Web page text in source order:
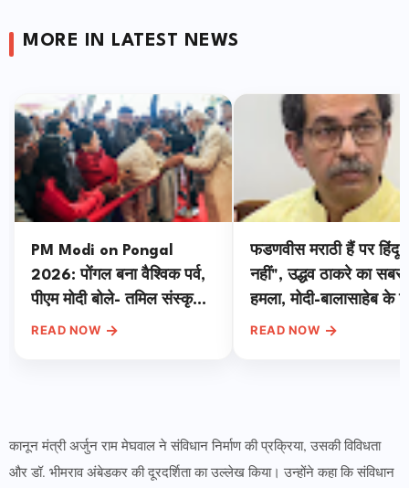
MORE IN LATEST NEWS
PM Modi on Pongal
2026: पोंगल बना वैश्विक पर्व,
पीएम मोदी बोले- तमिल संस्कृति
दुनिया की धरोहर, प्रकृति प्रेम
READ NOW →
फडणवीस मराठी हैं पर हिंदू
नहीं", उद्धव ठाकरे का सबसे
हमला, मोदी-बालासाहेब के
पर भी खोला राज
READ NOW →
कानून मंत्री अर्जुन राम मेघवाल ने संविधान निर्माण की प्रक्रिया, उसकी विविधता
और डॉ. भीमराव अंबेडकर की दूरदर्शिता का उल्लेख किया। उन्होंने कहा कि संविधान